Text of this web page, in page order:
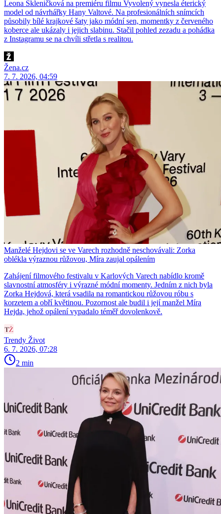
Leona Skleničková na premiéru filmu Vyvolený vynesla éterický
model od návrhářky Hany Valtové. Na profesionálních snímcích
působily bílé krajkové šaty jako módní sen, momentky z červeného
koberce ale ukázaly i jejich slabinu. Stačil pohled zezadu a pohádka
z Instagramu se na chvíli střetla s realitou.
Žena.cz
7. 7. 2026, 04:59
Manželé Hejdovi se ve Varech rozhodně neschovávali: Zorka
oblékla výraznou růžovou, Míra zaujal opálením
Zahájení filmového festivalu v Karlových Varech nabídlo kromě
slavnostní atmosféry i výrazné módní momenty. Jedním z nich byla
Zorka Hejdová, která vsadila na romantickou růžovou róbu s
korzetem a obří květinou. Pozornost ale budil i její manžel Míra
Hejda, jehož opálení vypadalo téměř dovolenkově.
Trendy Život
6. 7. 2026, 07:28
2 min